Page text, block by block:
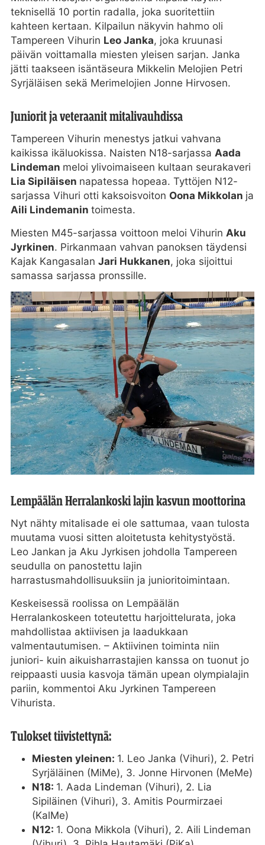
teknisellä 10 portin radalla, joka suoritettiin
kahteen kertaan. Kilpailun näkyvin hahmo oli
Tampereen Vihurin Leo Janka, joka kruunasi
päivän voittamalla miesten yleisen sarjan. Janka
jätti taakseen isäntäseura Mikkelin Melojien Petri
Syrjäläisen sekä Merimelojien Jonne Hirvosen.
Juniorit ja veteraanit mitalivauhdissa
Tampereen Vihurin menestys jatkui vahvana
kaikissa ikäluokissa. Naisten N18-sarjassa Aada
Lindeman meloi ylivoimaiseen kultaan seurakaveri
Lia Sipiläisen napatessa hopeaa. Tyttöjen N12-
sarjassa Vihuri otti kaksoisvoiton Oona Mikkolan ja
Aili Lindemanin toimesta.
Miesten M45-sarjassa voittoon meloi Vihurin Aku
Jyrkinen. Pirkanmaan vahvan panoksen täydensi
Kajak Kangasalan Jari Hukkanen, joka sijoittui
samassa sarjassa pronssille.
Lempäälän Herralankoski lajin kasvun moottorina
Nyt nähty mitalisade ei ole sattumaa, vaan tulosta
muutama vuosi sitten aloitetusta kehitystyöstä.
Leo Jankan ja Aku Jyrkisen johdolla Tampereen
seudulla on panostettu lajin
harrastusmahdollisuuksiin ja junioritoimintaan.
Keskeisessä roolissa on Lempäälän
Herralankoskeen toteutettu harjoittelurata, joka
mahdollistaa aktiivisen ja laadukkaan
valmentautumisen. – Aktiivinen toiminta niin
juniori- kuin aikuisharrastajien kanssa on tuonut jo
reippaasti uusia kasvoja tämän upean olympialajin
pariin, kommentoi Aku Jyrkinen Tampereen
Vihurista.
Tulokset tiivistettynä:
Miesten yleinen: 1. Leo Janka (Vihuri), 2. Petri
Syrjäläinen (MiMe), 3. Jonne Hirvonen (MeMe)
N18: 1. Aada Lindeman (Vihuri), 2. Lia
Sipiläinen (Vihuri), 3. Amitis Pourmirzaei
(KalMe)
N12: 1. Oona Mikkola (Vihuri), 2. Aili Lindeman